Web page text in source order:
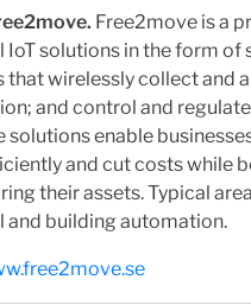
Free2move is a
IoT solutions in the form of
that wirelessly collect and
and control and
solutions enable
and cut costs while
their assets. Typical
and building automation.